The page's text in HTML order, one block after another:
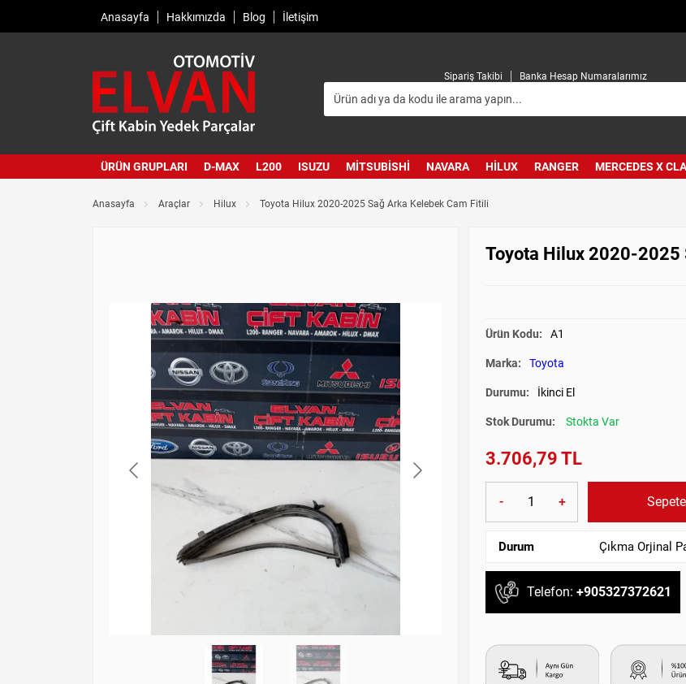
Anasayfa Hakkımızda Blog İletişim
Sipariş Takibi Banka Hesap Numaralarımız
ÜRÜN GRUPLARI D-MAX L200 ISUZU MITSUBISHI NAVARA HILUX RANGER MERCEDES X
Anasayfa Araçlar Hilux Toyota Hilux 2020-2025 Sağ Arka Kelebek Cam Fitili
Toyota Hilux 2020-2025
Ürün Kodu: A1
Marka: Toyota
Durumu: İkinci El
Stok Durumu: Stokta Var
3.706,79 TL
- +
Durum Çıkma Orjinal
Telefon: +905327372621